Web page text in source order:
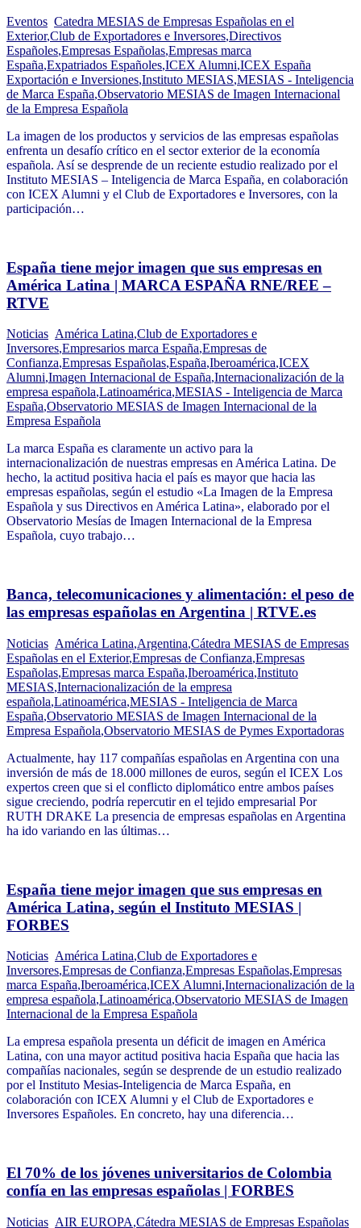
Eventos Catedra MESIAS de Empresas Españolas en el
Exterior,Club de Exportadores e Inversores,Directivos
Españoles,Empresas Españolas,Empresas marca
España,Expatriados Españoles,ICEX Alumni,ICEX España
Exportación e Inversiones,Instituto MESIAS,MESIAS - Inteligencia
de Marca España,Observatorio MESIAS de Imagen Internacional
de la Empresa Española
La imagen de los productos y servicios de las empresas españolas
enfrenta un desafío crítico en el sector exterior de la economía
española. Así se desprende de un reciente estudio realizado por el
Instituto MESIAS – Inteligencia de Marca España, en colaboración
con ICEX Alumni y el Club de Exportadores e Inversores, con la
participación…
España tiene mejor imagen que sus empresas en
América Latina | MARCA ESPAÑA RNE/REE –
RTVE
Noticias América Latina,Club de Exportadores e
Inversores,Empresarios marca España,Empresas de
Confianza,Empresas Españolas,España,Iberoamérica,ICEX
Alumni,Imagen Internacional de España,Internacionalización de la
empresa española,Latinoamérica,MESIAS - Inteligencia de Marca
España,Observatorio MESIAS de Imagen Internacional de la
Empresa Española
La marca España es claramente un activo para la
internacionalización de nuestras empresas en América Latina. De
hecho, la actitud positiva hacia el país es mayor que hacia las
empresas españolas, según el estudio «La Imagen de la Empresa
Española y sus Directivos en América Latina», elaborado por el
Observatorio Mesías de Imagen Internacional de la Empresa
Española, cuyo trabajo…
Banca, telecomunicaciones y alimentación: el peso de
las empresas españolas en Argentina | RTVE.es
Noticias América Latina,Argentina,Cátedra MESIAS de Empresas
Españolas en el Exterior,Empresas de Confianza,Empresas
Españolas,Empresas marca España,Iberoamérica,Instituto
MESIAS,Internacionalización de la empresa
española,Latinoamérica,MESIAS - Inteligencia de Marca
España,Observatorio MESIAS de Imagen Internacional de la
Empresa Española,Observatorio MESIAS de Pymes Exportadoras
Actualmente, hay 117 compañías españolas en Argentina con una
inversión de más de 18.000 millones de euros, según el ICEX Los
expertos creen que si el conflicto diplomático entre ambos países
sigue creciendo, podría repercutir en el tejido empresarial Por
RUTH DRAKE La presencia de empresas españolas en Argentina
ha ido variando en las últimas…
España tiene mejor imagen que sus empresas en
América Latina, según el Instituto MESIAS |
FORBES
Noticias América Latina,Club de Exportadores e
Inversores,Empresas de Confianza,Empresas Españolas,Empresas
marca España,Iberoamérica,ICEX Alumni,Internacionalización de la
empresa española,Latinoamérica,Observatorio MESIAS de Imagen
Internacional de la Empresa Española
La empresa española presenta un déficit de imagen en América
Latina, con una mayor actitud positiva hacia España que hacia las
compañías nacionales, según se desprende de un estudio realizado
por el Instituto Mesias-Inteligencia de Marca España, en
colaboración con ICEX Alumni y el Club de Exportadores e
Inversores Españoles. En concreto, hay una diferencia…
El 70% de los jóvenes universitarios de Colombia
confía en las empresas españolas | FORBES
Noticias AIR EUROPA,Cátedra MESIAS de Empresas Españolas